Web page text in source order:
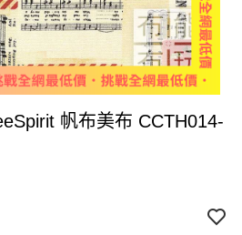
帆布美布 CCTH014-